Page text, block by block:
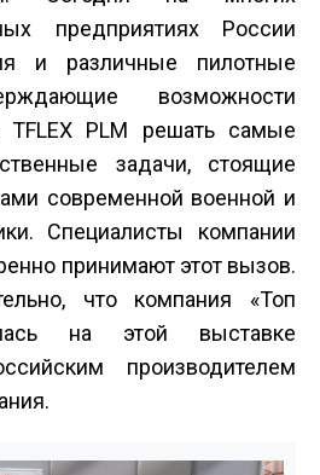
предприятиях России
и различные пилотные
возможности
T­FLEX PLM решать самые
задачи, стоящие
современной военной и
Специалисты компании
принимают этот вызов.
что компания «Топ
на этой выставке
производителем